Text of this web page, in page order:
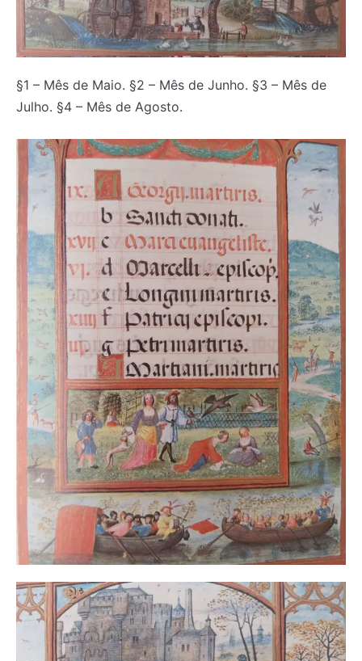
§1 – Mês de Maio. §2 – Mês de Junho. §3 – Mês de
Julho. §4 – Mês de Agosto.